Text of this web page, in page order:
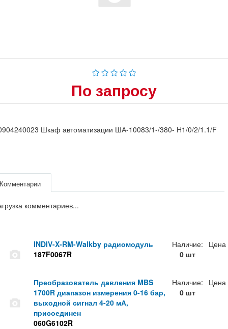
По запросу
Шкаф автоматизации ША-10083/1-/380- H1/0/2/1.1/F
комментариев...
INDIV-X-RM-Walkby радиомодуль
187F0067R
Наличие:
0 шт
Цена
Преобразователь давления MBS
1700R диапазон измерения 0-16 бар,
выходной сигнал 4-20 мА,
присоединен
060G6102R
Наличие:
0 шт
Цена